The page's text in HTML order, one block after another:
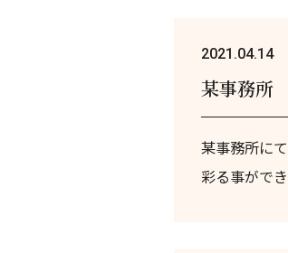
2021.04.14
某事務所
某事務所に
彩る事がで